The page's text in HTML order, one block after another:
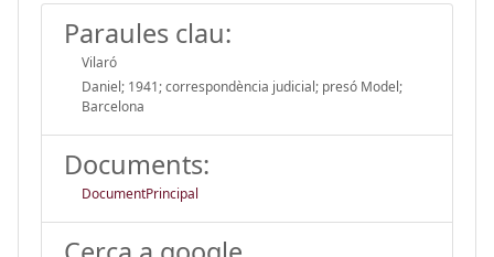
Paraules clau:
Vilaró
Daniel; 1941; correspondència judicial; presó Model;
Barcelona
Documents:
DocumentPrincipal